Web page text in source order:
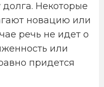
Некоторые
новацию или
речь не идет о
или
придется